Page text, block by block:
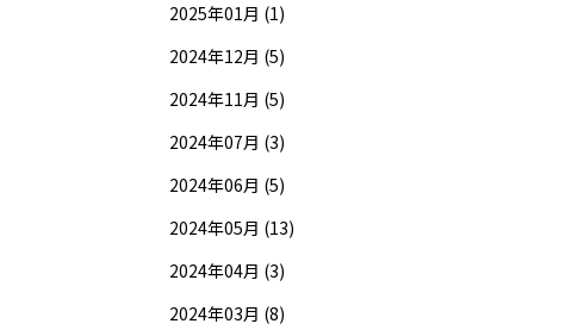
2025年01月 (1)
2024年12月 (5)
2024年11月 (5)
2024年07月 (3)
2024年06月 (5)
2024年05月 (13)
2024年04月 (3)
2024年03月 (8)